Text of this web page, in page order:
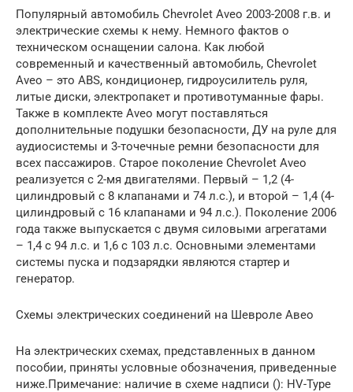
Популярный автомобиль Chevrolet Aveo 2003-2008 г.в. и
электрические схемы к нему. Немного фактов о
техническом оснащении салона. Как любой
современный и качественный автомобиль, Chevrolet
Aveo – это ABS, кондиционер, гидроусилитель руля,
литые диски, электропакет и противотуманные фары.
Также в комплекте Aveo могут поставляться
дополнительные подушки безопасности, ДУ на руле для
аудиосистемы и 3-точечные ремни безопасности для
всех пассажиров. Старое поколение Chevrolet Aveo
реализуется с 2-мя двигателями. Первый – 1,2 (4-
цилиндровый с 8 клапанами и 74 л.с.), и второй – 1,4 (4-
цилиндровый с 16 клапанами и 94 л.с.). Поколение 2006
года также выпускается с двумя силовыми агрегатами
– 1,4 с 94 л.с. и 1,6 с 103 л.с. Основными элементами
системы пуска и подзарядки являются стартер и
генератор.
Схемы электрических соединений на Шевроле Авео
На электрических схемах, представленных в данном
пособии, приняты условные обозначения, приведенные
ниже.Примечание: наличие в схеме надписи (): HV-Type